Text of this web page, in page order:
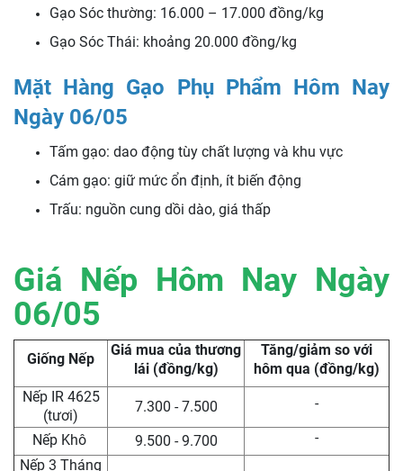
Gạo Sóc thường: 16.000 – 17.000 đồng/kg
Gạo Sóc Thái: khoảng 20.000 đồng/kg
Mặt Hàng Gạo Phụ Phẩm Hôm Nay
Ngày 06/05
Tấm gạo: dao động tùy chất lượng và khu vực
Cám gạo: giữ mức ổn định, ít biến động
Trấu: nguồn cung dồi dào, giá thấp
Giá Nếp Hôm Nay Ngày
06/05
Giống Nếp
Giá mua của thương
lái (đồng/kg)
Tăng/giảm so với
hôm qua (đồng/kg)
Nếp IR 4625
(tươi)
7.300 - 7.500 -
Nếp Khô 9.500 - 9.700
-
Nếp 3 Tháng